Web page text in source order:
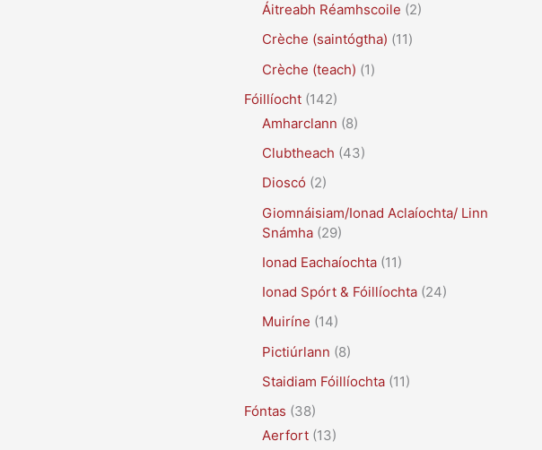
Áitreabh Réamhscoile (2)
Crèche (saintógtha) (11)
Crèche (teach) (1)
Fóillíocht (142)
Amharclann (8)
Clubtheach (43)
Dioscó (2)
Giomnáisiam/Ionad Aclaíochta/ Linn
Snámha (29)
Ionad Eachaíochta (11)
Ionad Spórt & Fóillíochta (24)
Muiríne (14)
Pictiúrlann (8)
Staidiam Fóillíochta (11)
Fóntas (38)
Aerfort (13)